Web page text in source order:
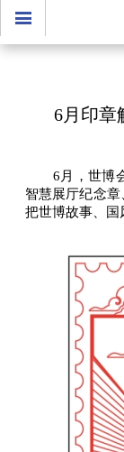
6月印章
6月，世博会
智慧展厅纪念章
把世博故事、国